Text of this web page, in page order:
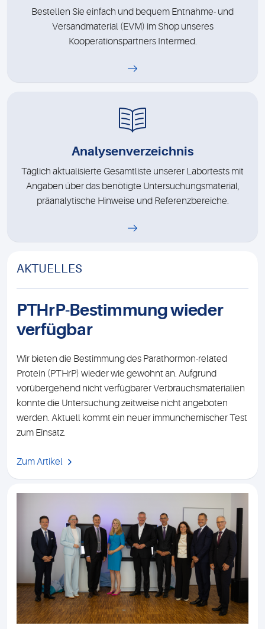
Bestellen Sie einfach und bequem Entnahme- und
Versandmaterial (EVM) im Shop unseres
Kooperationspartners Intermed.
Analysenverzeichnis
Täglich aktualisierte Gesamtliste unserer Labortests mit
Angaben über das benötigte Untersuchungsmaterial,
präanalytische Hinweise und Referenzbereiche.
AKTUELLES
PTHrP-Bestimmung wieder
verfügbar
Wir bieten die Bestimmung des Parathormon-related
Protein (PTHrP) wieder wie gewohnt an. Aufgrund
vorübergehend nicht verfügbarer Verbrauchsmaterialien
konnte die Untersuchung zeitweise nicht angeboten
werden. Aktuell kommt ein neuer immunchemischer Test
zum Einsatz.
Zum Artikel